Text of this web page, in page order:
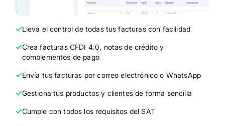
Lleva el control de todas tus facturas con facilidad
Crea facturas CFDI 4.0, notas de crédito y
complementos de pago
Envía tus facturas por correo electrónico o WhatsApp
Gestiona tus productos y clientes de forma sencilla
Cumple con todos los requisitos del SAT